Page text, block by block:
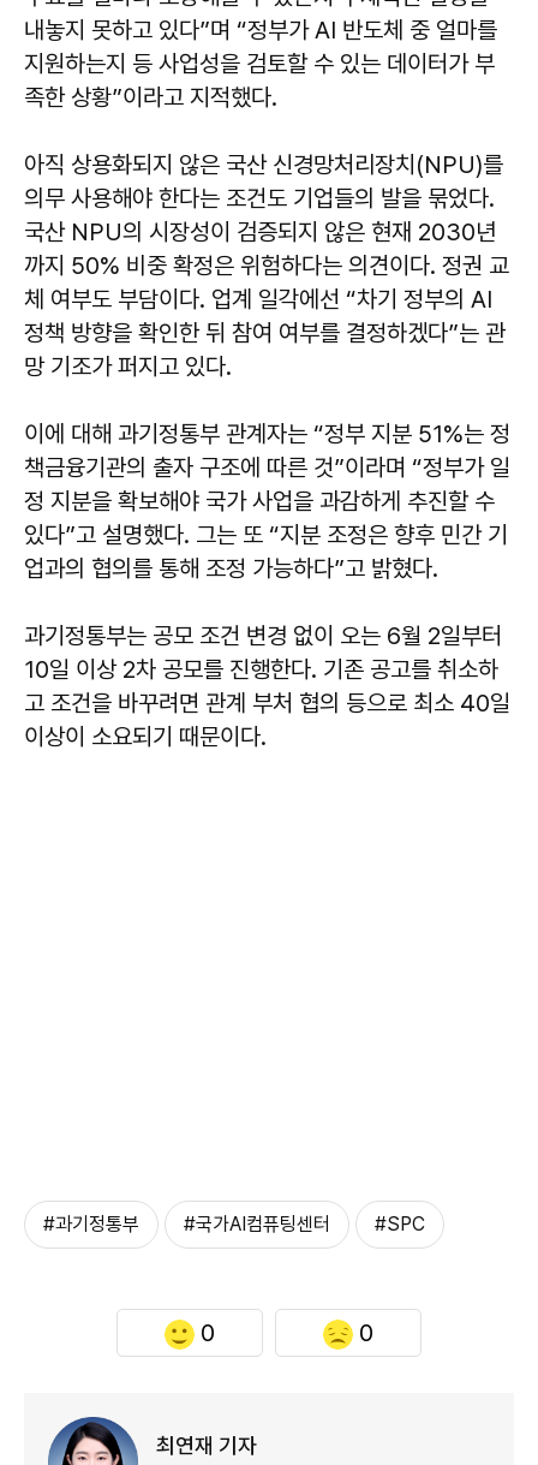
내놓지 못하고 있다”며 “정부가 AI 반도체 중 얼마를
지원하는지 등 사업성을 검토할 수 있는 데이터가 부
족한 상황”이라고 지적했다.
아직 상용화되지 않은 국산 신경망처리장치(NPU)를
의무 사용해야 한다는 조건도 기업들의 발을 묶었다.
국산 NPU의 시장성이 검증되지 않은 현재 2030년
까지 50% 비중 확정은 위험하다는 의견이다. 정권 교
체 여부도 부담이다. 업계 일각에선 “차기 정부의 AI
정책 방향을 확인한 뒤 참여 여부를 결정하겠다”는 관
망 기조가 퍼지고 있다.
이에 대해 과기정통부 관계자는 “정부 지분 51%는 정
책금융기관의 출자 구조에 따른 것”이라며 “정부가 일
정 지분을 확보해야 국가 사업을 과감하게 추진할 수
있다”고 설명했다. 그는 또 “지분 조정은 향후 민간 기
업과의 협의를 통해 조정 가능하다”고 밝혔다.
과기정통부는 공모 조건 변경 없이 오는 6월 2일부터
10일 이상 2차 공모를 진행한다. 기존 공고를 취소하
고 조건을 바꾸려면 관계 부처 협의 등으로 최소 40일
이상이 소요되기 때문이다.
#과기정통부 #국가AI컴퓨팅센터 #SPC
0 0
최연재 기자